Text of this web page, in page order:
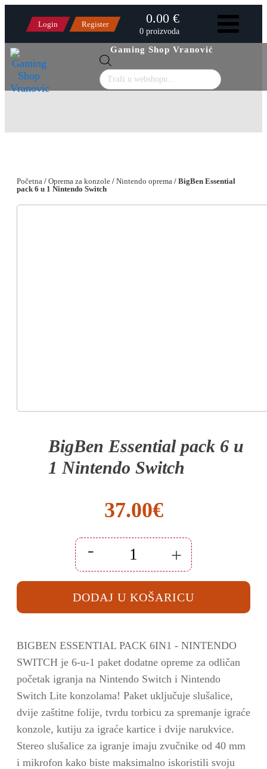
Login Register 0.00 €
0 proizvoda
Gaming Shop Vranović
search
Početna / Oprema za konzole / Nintendo oprema / BigBen Essential
pack 6 u 1 Nintendo Switch
BigBen Essential pack 6 u
1 Nintendo Switch
37.00€
-
Essential
pack
u
Nintendo
+
DODAJ U KOŠARICU
BIGBEN ESSENTIAL PACK 6IN1 - NINTENDO
SWITCH je 6-u-1 paket dodatne opreme za odličan
početak igranja na Nintendo Switch i Nintendo
Switch Lite konzolama! Paket uključuje slušalice,
dvije zaštitne folije, tvrdu torbicu za spremanje igraće
konzole, kutiju za igraće kartice i dvije narukvice.
Stereo slušalice za igranje imaju zvučnike od 40 mm
i mikrofon kako biste maksimalno iskoristili svoju